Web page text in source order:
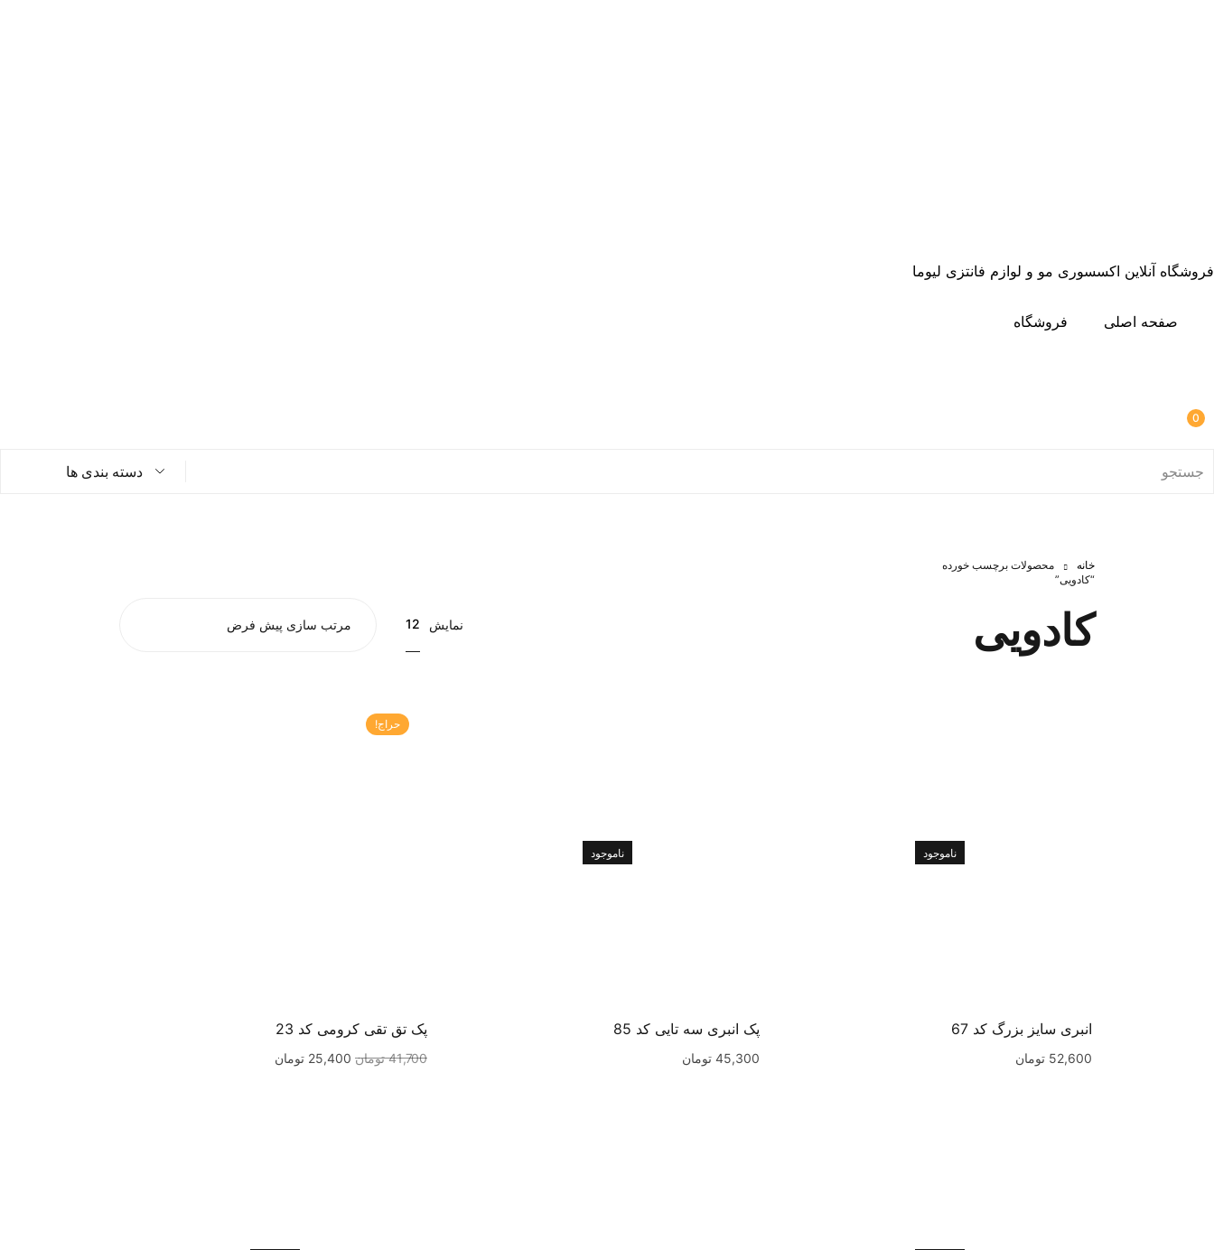
فروشگاه آنلاین اکسسوری مو و لوازم فانتزی لیوما
صفحه اصلی فروشگاه
0
دسته بندی ها
خانه
محصولات برچسب خورده
“کادویی”
کادویی نمایش 12
ناموجود
انبری سایز بزرگ کد 67
52,600 تومان
ناموجود
پک انبری سه تایی کد 85
45,300 تومان
حراج!
پک تق تقی کرومی کد 23
41,700 تومان 25,400 تومان